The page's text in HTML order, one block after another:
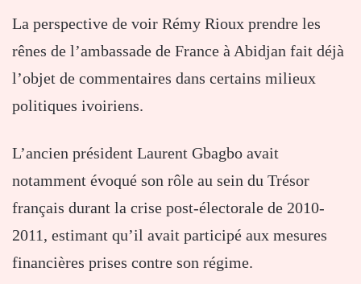
La perspective de voir Rémy Rioux prendre les
rênes de l’ambassade de France à Abidjan fait déjà
l’objet de commentaires dans certains milieux
politiques ivoiriens.
L’ancien président Laurent Gbagbo avait
notamment évoqué son rôle au sein du Trésor
français durant la crise post-électorale de 2010-
2011, estimant qu’il avait participé aux mesures
financières prises contre son régime.